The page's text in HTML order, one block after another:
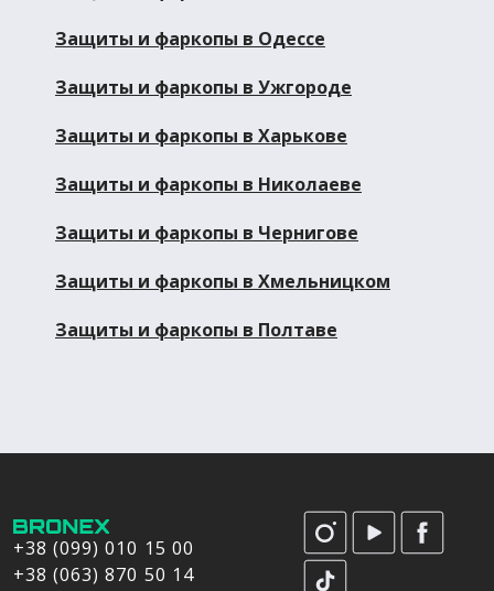
Защиты и фаркопы в Одессе
Защиты и фаркопы в Ужгороде
Защиты и фаркопы в Харькове
Защиты и фаркопы в Николаеве
Защиты и фаркопы в Чернигове
Защиты и фаркопы в Хмельницком
Защиты и фаркопы в Полтаве
+38 (099) 010 15 00
+38 (063) 870 50 14